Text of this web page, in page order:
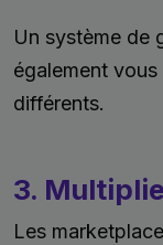
Un système de
également
différents.
3.
Les